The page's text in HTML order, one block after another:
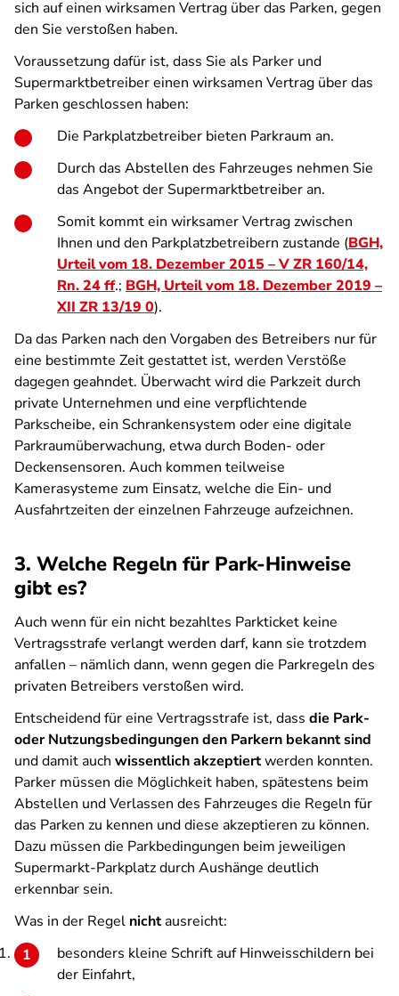
sich auf einen wirksamen Vertrag über das Parken, gegen
den Sie verstoßen haben.
Voraussetzung dafür ist, dass Sie als Parker und
Supermarktbetreiber einen wirksamen Vertrag über das
Parken geschlossen haben:
Die Parkplatzbetreiber bieten Parkraum an.
Durch das Abstellen des Fahrzeuges nehmen Sie
das Angebot der Supermarktbetreiber an.
Somit kommt ein wirksamer Vertrag zwischen
Ihnen und den Parkplatzbetreibern zustande (BGH,
Urteil vom 18. Dezember 2015 – V ZR 160/14,
Rn. 24 ff.; BGH, Urteil vom 18. Dezember 2019 –
XII ZR 13/19 0).
Da das Parken nach den Vorgaben des Betreibers nur für
eine bestimmte Zeit gestattet ist, werden Verstöße
dagegen geahndet. Überwacht wird die Parkzeit durch
private Unternehmen und eine verpflichtende
Parkscheibe, ein Schrankensystem oder eine digitale
Parkraumüberwachung, etwa durch Boden- oder
Deckensensoren. Auch kommen teilweise
Kamerasysteme zum Einsatz, welche die Ein- und
Ausfahrtzeiten der einzelnen Fahrzeuge aufzeichnen.
3. Welche Regeln für Park-Hinweise
gibt es?
Auch wenn für ein nicht bezahltes Parkticket keine
Vertragsstrafe verlangt werden darf, kann sie trotzdem
anfallen – nämlich dann, wenn gegen die Parkregeln des
privaten Betreibers verstoßen wird.
Entscheidend für eine Vertragsstrafe ist, dass die Park-
oder Nutzungsbedingungen den Parkern bekannt sind
und damit auch wissentlich akzeptiertwerden konnten.
Parker müssen die Möglichkeit haben, spätestens beim
Abstellen und Verlassen des Fahrzeuges die Regeln für
das Parken zu kennen und diese akzeptieren zu können.
Dazu müssen die Parkbedingungen beim jeweiligen
Supermarkt-Parkplatz durch Aushänge deutlich
erkennbar sein.
Was in der Regel nichtausreicht:
besonders kleine Schrift auf Hinweisschildern bei
der Einfahrt,